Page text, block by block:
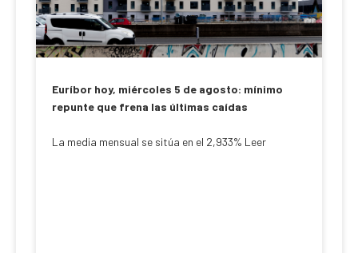
Euríbor hoy, miércoles 5 de agosto: mínimo
repunte que frena las últimas caídas
La media mensual se sitúa en el 2,933% Leer